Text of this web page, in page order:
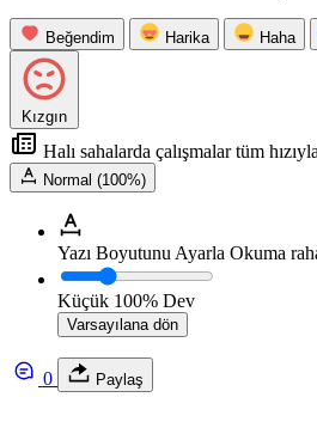
Beğendim Harika Haha
Kızgın
Halı sahalarda çalışmalar tüm
Normal (100%)
Yazı Boyutunu Ayarla Okuma
Küçük 100% Dev
Varsayılana dön
0 Paylaş